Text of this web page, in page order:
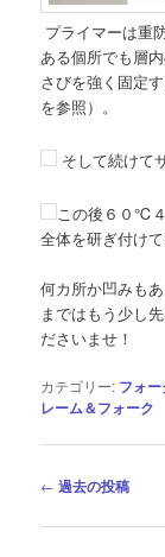
プライマーは重
ある個所でも層
さびを強く固定
を参照）。
そして続けて
この後６０℃
全体を研ぎ付け
何カ所か凹みも
まではもう少し
ださいませ！
カテゴリー: フォー
レーム＆フォーク
投
ナ
← 過去の投稿